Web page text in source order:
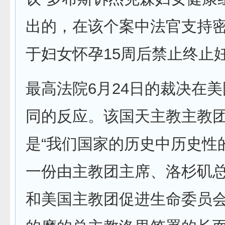
出的，在该个案中法官支持
于妇女怀孕15周后禁止终止
最高法院6月24日的裁决在
同的反应。该国天主教主教
是“我们国家的历史中历史性
一份由主教团主席、洛杉矶
和美国主教团促进生命委员